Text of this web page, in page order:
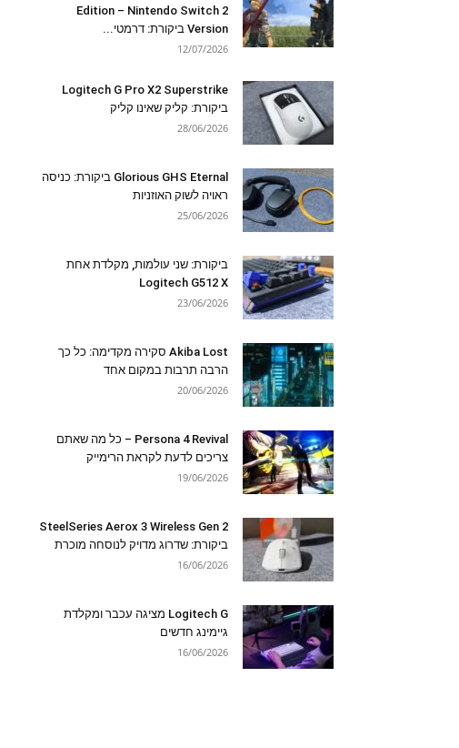
Edition – Nintendo Switch 2
Version ביקורת: דרמטי...
12/07/2026
Logitech G Pro X2 Superstrike
ביקורת: קליק שאינו קליק
28/06/2026
Glorious GHS Eternal ביקורת: כניסה
ראויה לשוק האוזניות
25/06/2026
ביקורת: שני עולמות, מקלדת אחת
Logitech G512 X
23/06/2026
Akiba Lost סקירה מקדימה: כל כך
הרבה תרבות במקום אחד
20/06/2026
Persona 4 Revival – כל מה שאתם
צריכים לדעת לקראת הרימייק
19/06/2026
SteelSeries Aerox 3 Wireless Gen 2
ביקורת: שדרוג מדויק לנוסחה מוכרת
16/06/2026
Logitech G מציגה עכבר ומקלדת
גיימינג חדשים
16/06/2026